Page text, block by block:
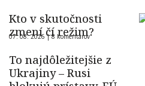
Kto v skutočnosti
zmení čí režim?
07. 08. 2026 |8 komentárov
To najdôležitejšie z
Ukrajiny – Rusi